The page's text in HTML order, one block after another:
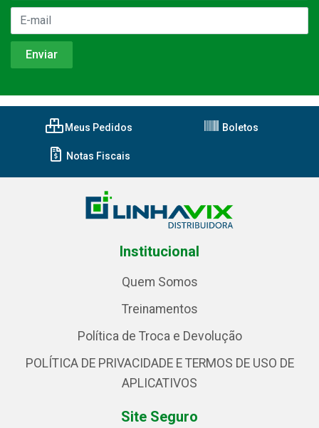
Meus Pedidos Boletos
Notas Fiscais
Institucional
Quem Somos
Treinamentos
Política de Troca e Devolução
POLÍTICA DE PRIVACIDADE E TERMOS DE USO DE
APLICATIVOS
Site Seguro